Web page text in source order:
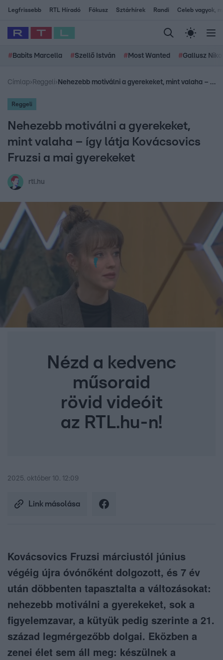
Legfrissebb RTL Híradó Fókusz Sztárhírek Randi Celeb vagyok,
# Babits Marcella #Szellő István # Most Wanted #Gallusz
Címlap› Reggeli› Nehezebb motiválni a gyerekeket, mint valaha – így látja Kovácsovics Fruzsi a mai gyerekeket
Reggeli
Nehezebb motiválni a gyerekeket,
mint valaha – így látja Kovácsovics
Fruzsi a mai gyerekeket
rtl.hu
Nézd a kedvenc
műsoraid
rövid videóit
az RTL.hu-n!
2025. október 10. 12:09
Link másolása
Kovácsovics Fruzsi márciustól június
végéig újra óvónőként dolgozott, és 7 év
után döbbenten tapasztalta a változásokat:
nehezebb motiválni a gyerekeket, sok a
figyelemzavar, a kütyük pedig szerinte a 21.
század legmérgezőbb dolgai. Eközben a
zenei élet sem áll meg: készülnek a